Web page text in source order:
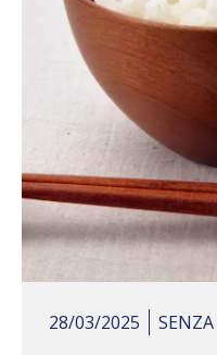
28/03/2025